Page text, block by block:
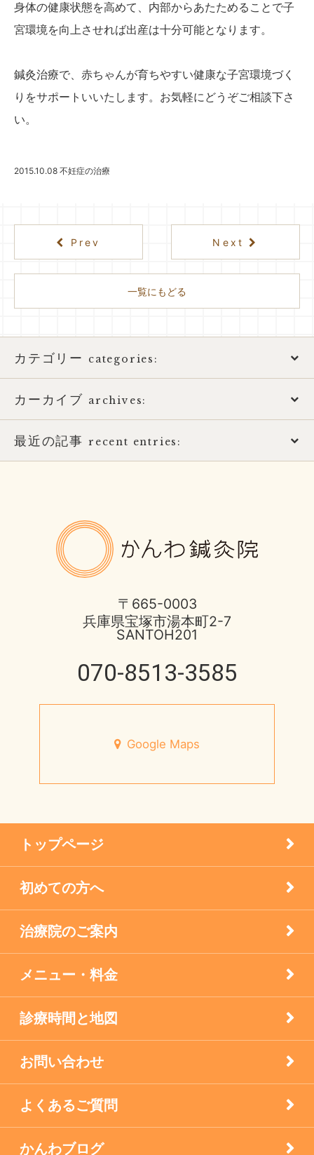
身体の健康状態を高めて、内部からあたためることで子
宮環境を向上させれば出産は十分可能となります。
鍼灸治療で、赤ちゃんが育ちやすい健康な子宮環境づく
りをサポートいいたします。お気軽にどうぞご相談下さ
い。
2015.10.08 不妊症の治療
カテゴリー categories:
アトピー性皮膚炎
おススメ書籍
ほっとひと息
円形脱毛症
未分類
疾患
眼科の鍼灸
膝痛治療
西宮市のお店
逆子の鍼灸
カーカイブ archives:
2026年
最近の記事 recent entries:
土用の健康的な過ごし方
8月営業日のお知らせ
宝塚市 不安神経症 50代 男性
脳と腸の関わり
心身不二
7月営業日のお知らせ
宝塚市 メニエール病 20代 女性
Prev
一覧にもどる
Next
〒665-0003
兵庫県宝塚市湯本町2-7
SANTOH201
070-8513-3585
Google Maps
トップページ
初めての方へ
治療院のご案内
メニュー・料金
診療時間と地図
お問い合わせ
よくあるご質問
かんわブログ